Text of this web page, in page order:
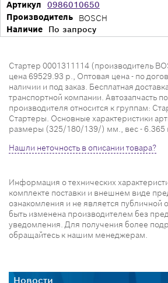
Производитель BOSCH
Артикул 0986010650
Наличие По запросу
Стартер 0001311114 (производитель
цена 69529.93 р., Оптовая цена - по
наличии и под заказ. Бесплатная
транспортной компании. Автозапчасть по
производителя относится к группам:
Стартеры. Основные характеристики
размеры (325/180/139/) мм., вес - 6.365
Нашли неточность в описании товара?
Информация о технических
комплекте поставки и внешнем виде
ознакомления и не является
быть изменена производителем без
уведомления. Для получения более
обращайтесь к нашим менеджерам.
Новости